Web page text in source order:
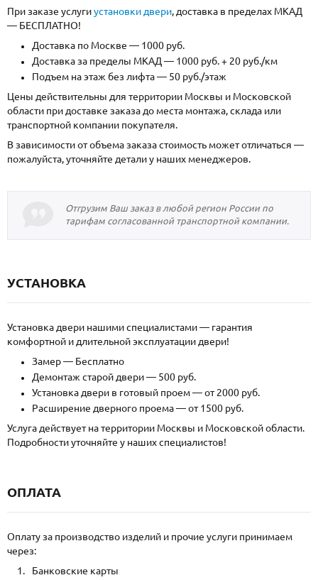
При заказе услугиустановки двери, доставка в пределах МКАД
— БЕСПЛАТНО!
Доставка по Москве — 1000 руб.
Доставка за пределы МКАД — 1000 руб. + 20 руб./км
Подъем на этаж без лифта — 50 руб./этаж
Цены действительны для территории Москвы и Московской
области при доставке заказа до места монтажа, склада или
транспортной компании покупателя.
В зависимости от объема заказа стоимость может отличаться —
пожалуйста, уточняйте детали у наших менеджеров.
Отгрузим Ваш заказ в любой регион России по
тарифам согласованной транспортной компании.
УСТАНОВКА
Установка двери нашими специалистами — гарантия
комфортной и длительной эксплуатации двери!
Замер — Бесплатно
Демонтаж старой двери — 500 руб.
Установка двери в готовый проем — от 2000 руб.
Расширение дверного проема — от 1500 руб.
Услуга действует на территории Москвы и Московской области.
Подробности уточняйте у наших специалистов!
ОПЛАТА
Оплату за производство изделий и прочие услуги принимаем
через:
Банковские карты